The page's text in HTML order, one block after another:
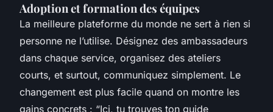
Adoption et formation des équipes
La meilleure plateforme du monde ne sert à rien si
personne ne l’utilise. Désignez des ambassadeurs
dans chaque service, organisez des ateliers
courts, et surtout, communiquez simplement. Le
changement est plus facile quand on montre les
gains concrets : “Ici, tu trouves ton guide